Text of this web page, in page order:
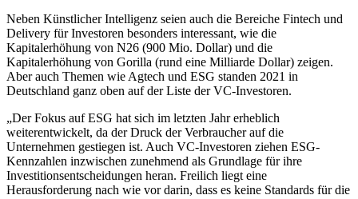
Neben Künstlicher Intelligenz seien auch die Bereiche Fintech und
Delivery für Investoren besonders interessant, wie die
Kapitalerhöhung von N26 (900 Mio. Dollar) und die
Kapitalerhöhung von Gorilla (rund eine Milliarde Dollar) zeigen.
Aber auch Themen wie Agtech und ESG standen 2021 in
Deutschland ganz oben auf der Liste der VC-Investoren.
„Der Fokus auf ESG hat sich im letzten Jahr erheblich
weiterentwickelt, da der Druck der Verbraucher auf die
Unternehmen gestiegen ist. Auch VC-Investoren ziehen ESG-
Kennzahlen inzwischen zunehmend als Grundlage für ihre
Investitionsentscheidungen heran. Freilich liegt eine
Herausforderung nach wie vor darin, dass es keine Standards für die